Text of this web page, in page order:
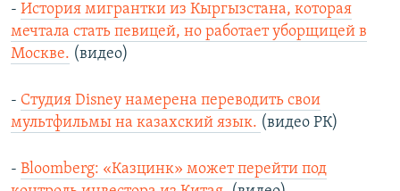
- История мигрантки из Кыргызстана, которая
мечтала стать певицей, но работает уборщицей в
Москве. (видео)
- Студия Disney намерена переводить свои
мультфильмы на казахский язык. (видео РК)
- Bloomberg: «Казцинк» может перейти под